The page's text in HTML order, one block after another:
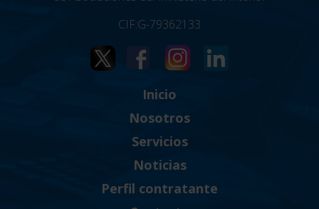
CIF:G-79362133
Inicio
Nosotros
Servicios
Noticias
Perfil contratante